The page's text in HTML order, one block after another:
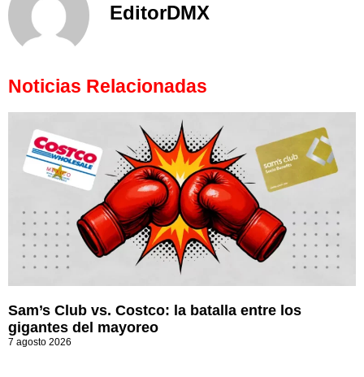
EditorDMX
Noticias Relacionadas
Sam’s Club vs. Costco: la batalla entre los
gigantes del mayoreo
7 agosto 2026